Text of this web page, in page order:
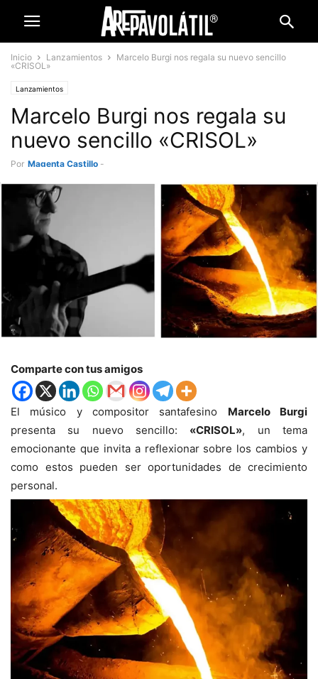
Inicio Lanzamientos
Marcelo Burgi nos regala su nuevo sencillo
«CRISOL»
Lanzamientos
Marcelo Burgi nos regala su
nuevo sencillo «CRISOL»
Por Magenta Castillo -
Comparte con tus amigos
El músico y compositor santafesino Marcelo Burgi
presenta su nuevo sencillo: «CRISOL», un tema
emocionante que invita a reflexionar sobre los cambios y
como estos pueden ser oportunidades de crecimiento
personal.